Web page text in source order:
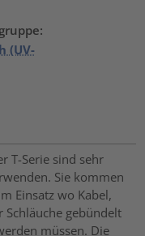
(UV-
T-Serie sind sehr
Sie kommen
Einsatz wo Kabel,
Schläuche gebündelt
müssen. Die